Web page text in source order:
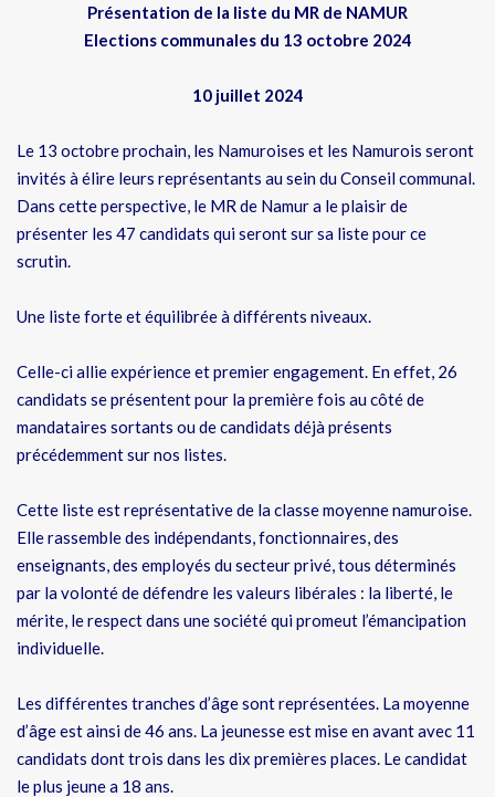
Présentation de la liste du MR de NAMUR
Elections communales du 13 octobre 2024
10 juillet 2024
Le 13 octobre prochain, les Namuroises et les Namurois seront
invités à élire leurs représentants au sein du Conseil communal.
Dans cette perspective, le MR de Namur a le plaisir de
présenter les 47 candidats qui seront sur sa liste pour ce
scrutin.
Une liste forte et équilibrée à différents niveaux.
Celle-ci allie expérience et premier engagement. En effet, 26
candidats se présentent pour la première fois au côté de
mandataires sortants ou de candidats déjà présents
précédemment sur nos listes.
Cette liste est représentative de la classe moyenne namuroise.
Elle rassemble des indépendants, fonctionnaires, des
enseignants, des employés du secteur privé, tous déterminés
par la volonté de défendre les valeurs libérales : la liberté, le
mérite, le respect dans une société qui promeut l’émancipation
individuelle.
Les différentes tranches d’âge sont représentées. La moyenne
d’âge est ainsi de 46 ans. La jeunesse est mise en avant avec 11
candidats dont trois dans les dix premières places. Le candidat
le plus jeune a 18 ans.